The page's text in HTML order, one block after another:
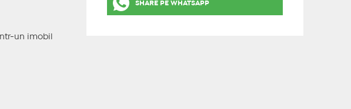
un imobil
SHARE PE WHATSAPP